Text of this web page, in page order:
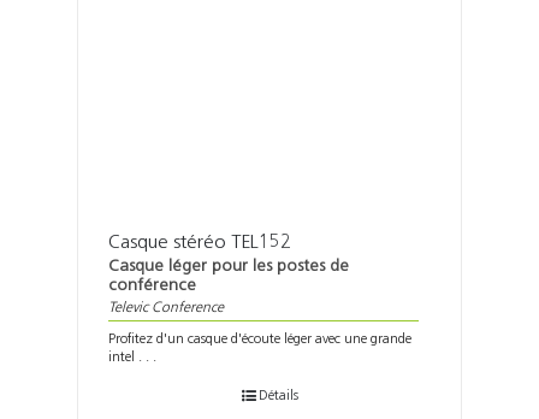
Casque stéréo TEL152
Casque léger pour les postes de
conférence
Televic Conference
Profitez d'un casque d'écoute léger avec une grande
intel . . .
Détails